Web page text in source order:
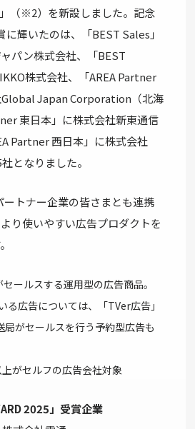
（※2）を新設しました。記念
に輝いたのは、「BEST Sales」
パン株式会社、「BEST
株式会社、「AREA Partner
Japan Corporation（北海
東日本」に株式会社新東通信
Partner 西日本」に株式会社
となりました。
トナー企業の皆さまとも連携
り使いやすい広告プロダクトを
ールスする運用型の広告商品。
る広告については、「TVer広告」
局がセールスを行う予約型広告も
がセルフの広告会社対象
2025」受賞企業